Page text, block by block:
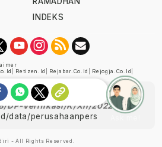
INDEKS
Retizen.id Rejabar.co.id Rejogja.co.id
oleh Dewan Pers
DP-Verifikasi/K/XII/2022
data/perusahaanpers
- All Rights Reserved.